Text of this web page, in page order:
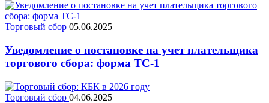
Торговый сбор 05.06.2025
Уведомление о постановке на учет плательщика
торгового сбора: форма ТС-1
Торговый сбор 04.06.2025